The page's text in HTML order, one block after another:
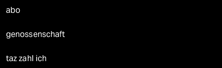
abo
genossenschaft
taz zahl ich